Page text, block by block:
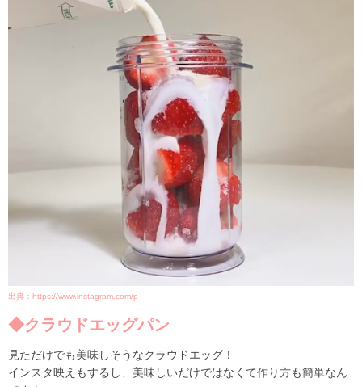
出典：https://www.instagram.com/p
◆クラウドエッグパン
見ただけでも美味しそうなクラウドエッグ！
インスタ映えもするし、美味しいだけではなくて作り方も簡単なん